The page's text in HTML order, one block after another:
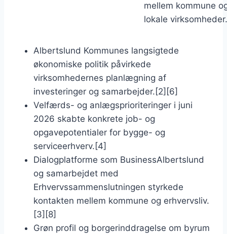
mellem kommune
lokale virksomheder.
Albertslund Kommunes langsigtede
økonomiske politik påvirkede
virksomhedernes planlægning af
investeringer og samarbejder.[2][6]
Velfærds- og anlægsprioriteringer i juni
2026 skabte konkrete job- og
opgavepotentialer for bygge- og
serviceerhverv.[4]
Dialogplatforme som BusinessAlbertslund
og samarbejdet med
Erhvervssammenslutningen styrkede
kontakten mellem kommune og erhvervsliv.
[3][8]
Grøn profil og borgerinddragelse om byrum